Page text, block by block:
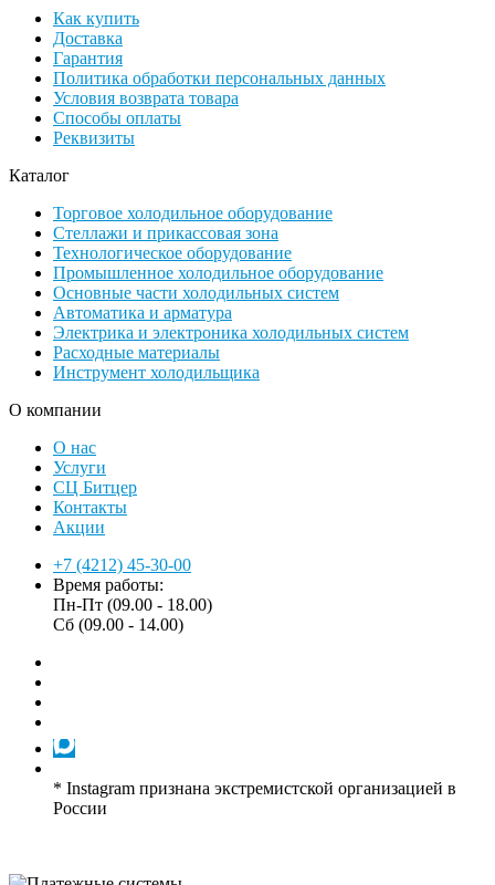
Как купить
Доставка
Гарантия
Политика обработки персональных данных
Условия возврата товара
Способы оплаты
Реквизиты
Каталог
Торговое холодильное оборудование
Стеллажи и прикассовая зона
Технологическое оборудование
Промышленное холодильное оборудование
Основные части холодильных систем
Автоматика и арматура
Электрика и электроника холодильных систем
Расходные материалы
Инструмент холодильщика
О компании
О нас
Услуги
СЦ Битцер
Контакты
Акции
+7 (4212) 45-30-00
Время работы:
Пн-Пт (09.00 - 18.00)
Сб (09.00 - 14.00)
* Instagram признана экстремистской организацией в
России